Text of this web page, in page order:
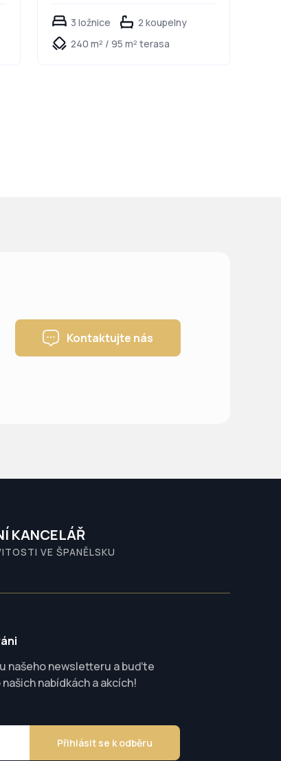
3 ložnice
2 koupelny
240 m² / 95 m² terasa
Kontaktujte nás
KANCELÁŘ
VE ŠPANĚLSKU
našeho newsletteru a buďte
nabídkách a akcích!
Přihlásit se k odběru